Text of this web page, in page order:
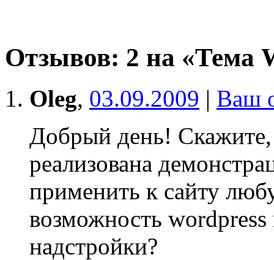
Отзывов: 2 на «Тема
Oleg, 03.09.2009 | Ваш
Добрый день! Скажите,
реализована
применить к сайту
возможность
надстройки?